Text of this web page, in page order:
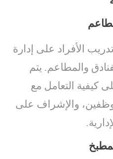
الأفراد على إدارة
والمطاعم. يتم
كيفية التعامل مع
والإشراف على